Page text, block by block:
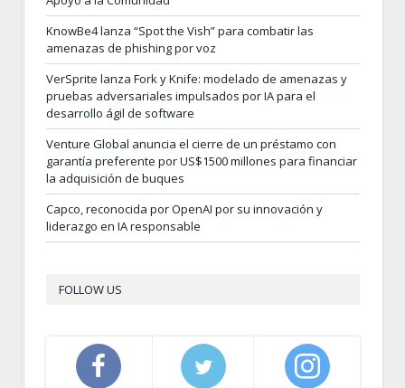
KnowBe4 lanza “Spot the Vish” para combatir las
amenazas de phishing por voz
VerSprite lanza Fork y Knife: modelado de amenazas y
pruebas adversariales impulsados por IA para el
desarrollo ágil de software
Venture Global anuncia el cierre de un préstamo con
garantía preferente por US$1500 millones para financiar
la adquisición de buques
Capco, reconocida por OpenAI por su innovación y
liderazgo en IA responsable
FOLLOW US